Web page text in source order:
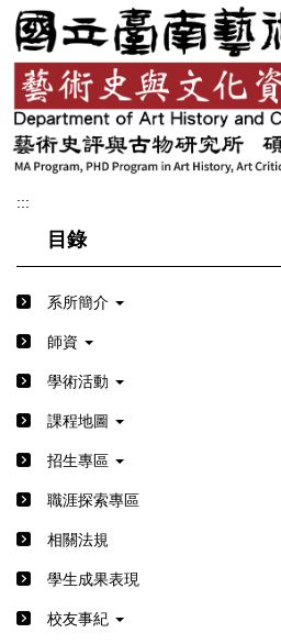
跳
到
主
要
內
容
區
:::
目錄
系所簡介
師資
學術活動
課程地圖
招生專區
職涯探索專區
相關法規
學生成果表現
校友事紀